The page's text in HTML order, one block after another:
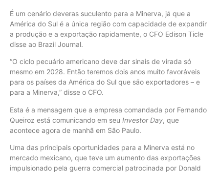
É um cenário deveras suculento para a Minerva, já que a
América do Sul é a única região com capacidade de expandir
a produção e a exportação rapidamente, o CFO Edison Ticle
disse ao Brazil Journal.
“O ciclo pecuário americano deve dar sinais de virada só
mesmo em 2028. Então teremos dois anos muito favoráveis
para os países da América do Sul que são exportadores – e
para a Minerva,” disse o CFO.
Esta é a mensagem que a empresa comandada por Fernando
Queiroz está comunicando em seu Investor Day, que
acontece agora de manhã em São Paulo.
Uma das principais oportunidades para a Minerva está no
mercado mexicano, que teve um aumento das exportações
impulsionado pela guerra comercial patrocinada por Donald